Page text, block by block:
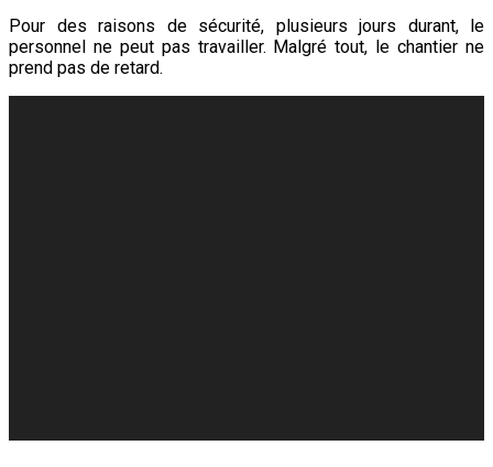
Pour des raisons de sécurité, plusieurs jours durant, le
personnel ne peut pas travailler. Malgré tout, le chantier ne
prend pas de retard.